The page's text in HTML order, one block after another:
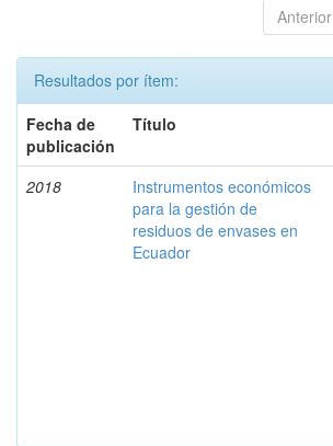
Anterior
Resultados por ítem:
Fecha de
publicación
Título
2018
Instrumentos económicos
para la gestión de
residuos de envases en
Ecuador